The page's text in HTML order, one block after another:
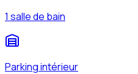
1 salle de bain
Parking intérieur